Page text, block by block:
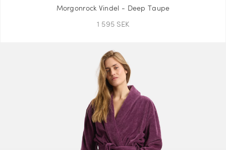
Morgonrock Vindel - Deep Taupe
1 595 SEK